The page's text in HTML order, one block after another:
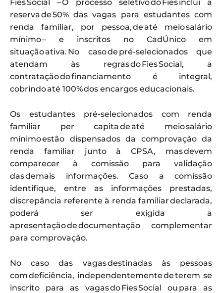
Fies Social – O processo seletivo do Fies inclui a
reserva de 50% das vagas para estudantes com
renda familiar, por pessoa, de até meio salário
mínimo – e inscritos no CadÚnico em
situação ativa. No caso de pré-selecionados que
atendam às regras do Fies Social, a
contratação do financiamento é integral,
cobrindo até 100% dos encargos educacionais.
Os estudantes pré-selecionados com renda
familiar per capita de até meio salário
mínimo estão dispensados da comprovação da
renda familiar junto à CPSA, mas devem
comparecer à comissão para validação
das demais informações. Caso a comissão
identifique, entre as informações prestadas,
discrepância referente à renda familiar declarada,
poderá ser exigida a
apresentação de documentação complementar
para comprovação.
No caso das vagas destinadas às pessoas
com deficiência, independentemente de terem se
inscrito para as vagas do Fies Social ou para as